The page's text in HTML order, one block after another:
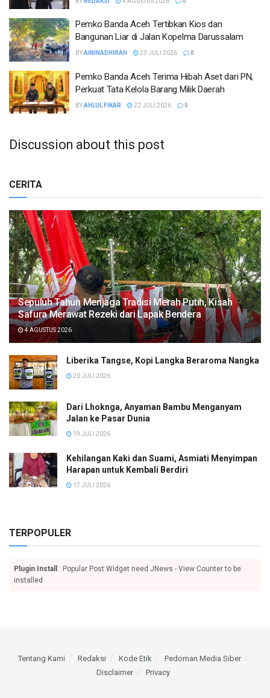
Pemko Banda Aceh Tertibkan Kios dan
Bangunan Liar di Jalan Kopelma Darussalam
BYAININADHIRAH 23 JULI 2026 0
Pemko Banda Aceh Terima Hibah Aset dari PN,
Perkuat Tata Kelola Barang Milik Daerah
BYAHLUL FIKAR 22 JULI 2026 0
Discussion about this post
CERITA
Sepuluh Tahun Menjaga Tradisi Merah Putih, Kisah
Safura Merawat Rezeki dari Lapak Bendera
4 AGUSTUS 2026
Liberika Tangse, Kopi Langka Beraroma Nangka
20 JULI 2026
Dari Lhoknga, Anyaman Bambu Menganyam
Jalan ke Pasar Dunia
19 JULI 2026
Kehilangan Kaki dan Suami, Asmiati Menyimpan
Harapan untuk Kembali Berdiri
17 JULI 2026
TERPOPULER
Plugin Install
: Popular Post Widget need JNews - View Counter to be
installed
Tentang Kami Redaksi Kode Etik
Pedoman Media Siber
Disclaimer
Privacy